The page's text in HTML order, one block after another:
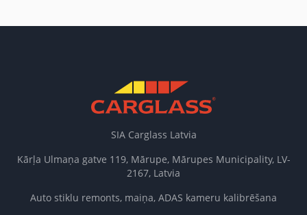
SIA Carglass Latvia
Kārļa Ulmaņa gatve 119, Mārupe, Mārupes Municipality, LV-
2167, Latvia
Auto stiklu remonts, maiņa, ADAS kameru kalibrēšana